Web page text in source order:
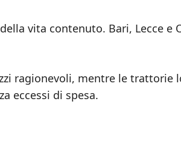
vita contenuto. Bari, Lecce e
ragionevoli, mentre le trattorie
eccessi di spesa.